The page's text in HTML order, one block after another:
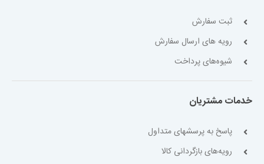
ثبت سفارش
رویه های ارسال سفارش
شیوه‌های پرداخت
خدمات مشتریان
پاسخ به پرسشهای متداول
رویه‌های بازگردانی کالا